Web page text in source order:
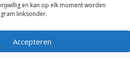
en kan op elk moment worden
linksonder.
Accepteren
Andere uitgaven
Bezorgklacht
Vacatures
Voorwaarden
Privacyverklaring